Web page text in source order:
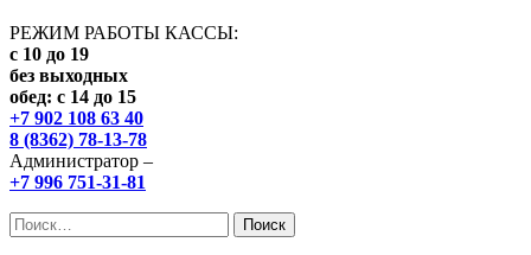
РЕЖИМ РАБОТЫ КАССЫ:
с 10 до 19
без выходных
обед: с 14 до 15
+7 902 108 63 40
8 (8362) 78-13-78
Администратор –
+7 996 751-31-81
Найти: